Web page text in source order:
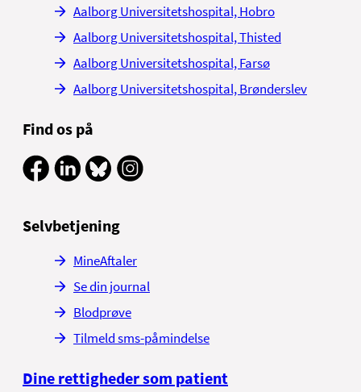
Aalborg Universitetshospital, Hobro
Aalborg Universitetshospital, Thisted
Aalborg Universitetshospital, Farsø
Aalborg Universitetshospital, Brønderslev
Find os på
Selvbetjening
MineAftaler
Se din journal
Blodprøve
Tilmeld sms-påmindelse
Dine rettigheder som patient